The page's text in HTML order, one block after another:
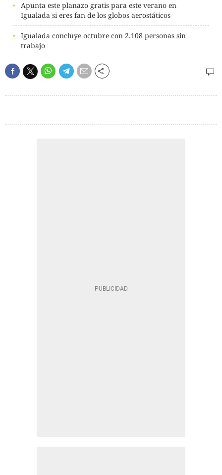
Apunta este planazo gratis para este verano en
Igualada si eres fan de los globos aerostáticos
Igualada concluye octubre con 2.108 personas sin
trabajo